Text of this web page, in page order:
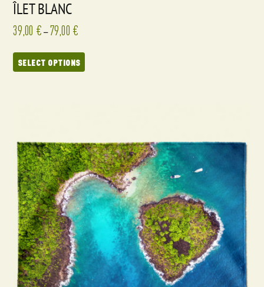
ÎLET BLANC
39,00 € –79,00 €
SELECT OPTIONS